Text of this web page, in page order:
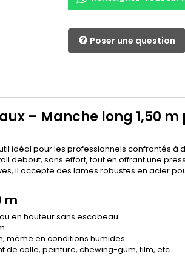
Poser une question
– Manche long 1,50
idéal pour les professionnels confrontés à
debout, sans effort, tout en offrant une
il accepte des lames robustes en acier
m
en hauteur sans escabeau.
même en conditions humides.
de colle, peinture, chewing-gum, film, etc.